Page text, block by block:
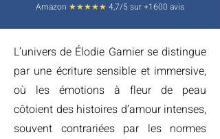
Amazon ★★★★★ 4,7/5 sur +1600 avis
L’univers de Élodie Garnier se distingue
par une écriture sensible et immersive,
où les émotions à fleur de peau
côtoient des histoires d’amour intenses,
souvent contrariées par les normes